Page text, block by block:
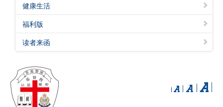
健康生活
福利版
读者来函